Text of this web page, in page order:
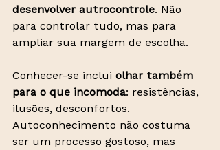
desenvolver autrocontrole. Não
para controlar tudo, mas para
ampliar sua margem de escolha.
Conhecer-se inclui olhar também
para o que incomoda: resistências,
ilusões, desconfortos.
Autoconhecimento não costuma
ser um processo gostoso, mas